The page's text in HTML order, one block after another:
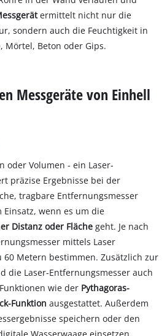
ermittelt nicht nur die
sondern auch die Feuchtigkeit in
Mörtel, Beton oder Gips.
Messgeräte von Einhell
oder Volumen - ein Laser-
präzise Ergebnisse bei der
tragbare Entfernungsmesser
wenn es um die
Distanz oder Fläche geht. Je nach
mittels Laser
60 Metern bestimmen. Zusätzlich zur
die Laser-Entfernungsmesser auch
wie der Pythagoras-
Funktion ausgestattet. Außerdem
speichern oder den